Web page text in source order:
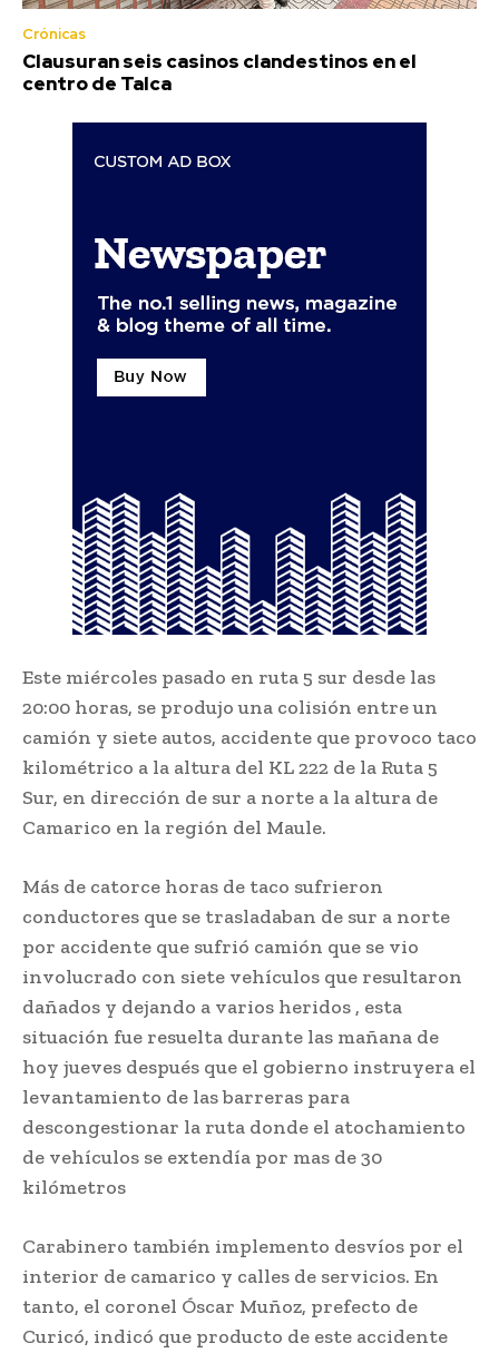
Crónicas
Clausuran seis casinos clandestinos en el
centro de Talca
Este miércoles pasado en ruta 5 sur desde las
20:00 horas, se produjo una colisión entre un
camión y siete autos, accidente que provoco taco
kilométrico a la altura del KL 222 de la Ruta 5
Sur, en dirección de sur a norte a la altura de
Camarico en la región del Maule.
Más de catorce horas de taco sufrieron
conductores que se trasladaban de sur a norte
por accidente que sufrió camión que se vio
involucrado con siete vehículos que resultaron
dañados y dejando a varios heridos , esta
situación fue resuelta durante las mañana de
hoy jueves después que el gobierno instruyera el
levantamiento de las barreras para
descongestionar la ruta donde el atochamiento
de vehículos se extendía por mas de 30
kilómetros
Carabinero también implemento desvíos por el
interior de camarico y calles de servicios. En
tanto, el coronel Óscar Muñoz, prefecto de
Curicó, indicó que producto de este accidente